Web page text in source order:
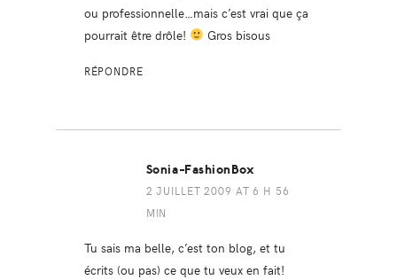
ou professionnelle…mais c’est vrai que ça
pourrait être drôle!
Gros bisous
RÉPONDRE
Sonia-FashionBox
2 JUILLET 2009 AT 6 H 56
MIN
Tu sais ma belle, c’est ton blog, et tu
écrits (ou pas) ce que tu veux en fait!